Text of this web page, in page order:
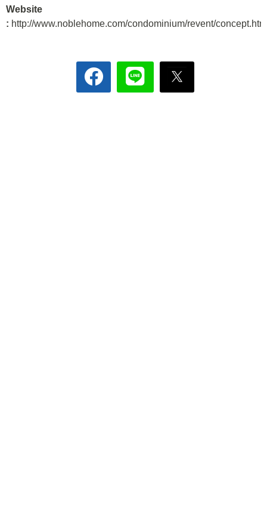
Website
: http://www.noblehome.com/condominium/revent/